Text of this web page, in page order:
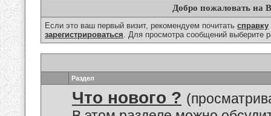
Добро пожаловать на
Если это ваш первый визит, рекомендуем почитать справку
зарегистрироваться. Для просмотра сообщений выберите
Раздел
Что нового ?